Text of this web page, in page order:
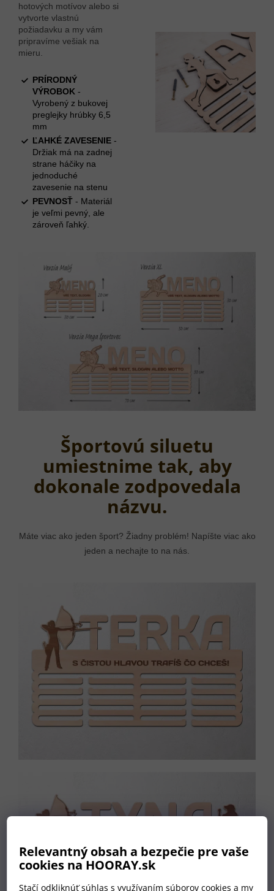
Relevantný obsah a bezpečie pre vaše
cookies na HOORAY.sk
Stačí odkliknúť súhlas s využívaním súborov cookies a my
hotových motívov alebo si
vytvorte vlastnú
požiadavku a my vám
pripravíme vešiak na
mieru.
PRÍRODNÝ
VÝROBOK -
Vyrobený z bukovej
preglejky hrúbky 6,5
mm
ĽAHKÉ ZAVESENIE -
Držiak má na zadnej
strane háčiky na
jednoduché
zavesenie na stenu
PEVNOSŤ - Materiál
je veľmi pevný, ale
zároveň ľahký.
Športovú siluetu
umiestnime tak, aby
dokonale zodpovedala
názvu.
Máte viac ako jeden šport? Žiadny problém! Napíšte viac ako
jeden a nechajte to na nás.